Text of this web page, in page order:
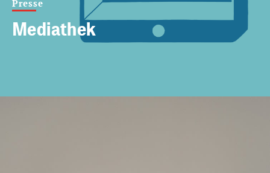
Presse
Mediathek